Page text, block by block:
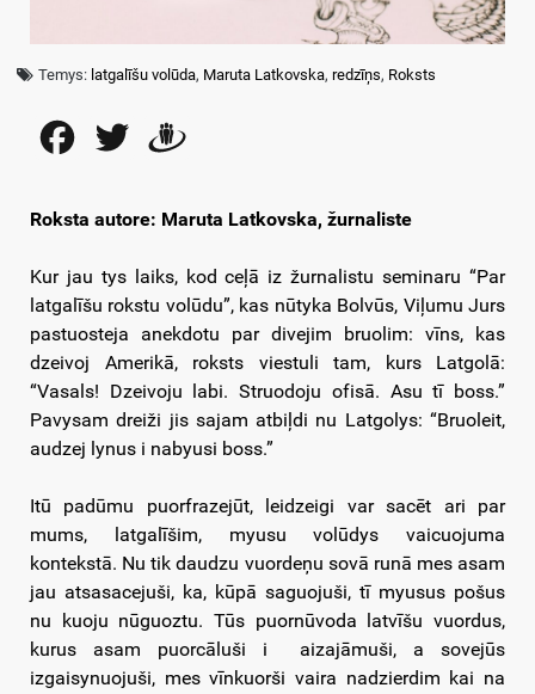
Temys: latgalīšu volūda, Maruta Latkovska,redzīņs, Roksts
FacebookTwitter
Roksta autore: Maruta Latkovska, žurnaliste
Kur jau tys laiks, kod ceļā iz žurnalistu seminaru “Par
latgalīšu rokstu volūdu”, kas nūtyka Bolvūs, Viļumu Jurs
pastuosteja anekdotu par divejim bruolim: vīns, kas
dzeivoj Amerikā, roksts viestuli tam, kurs Latgolā:
“Vasals! Dzeivoju labi. Struodoju ofisā. Asu tī boss.”
Pavysam dreiži jis sajam atbiļdi nu Latgolys: “Bruoleit,
audzej lynus i nabyusi boss.”
Itū padūmu puorfrazejūt, leidzeigi var sacēt ari par
mums, latgalīšim, myusu volūdys vaicuojuma
kontekstā. Nu tik daudzu vuordeņu sovā runā mes asam
jau atsasacejuši, ka, kūpā saguojuši, tī myusus pošus
nu kuoju nūguoztu. Tūs puornūvoda latvīšu vuordus,
kurus asam puorcāluši i aizajāmuši, a sovejūs
izgaisynuojuši, mes vīnkuorši vaira nadzierdim kai na